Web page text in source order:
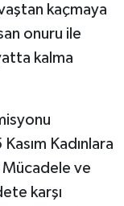
kaçmaya
onuru ile
kalma
Kadınlara
Mücadele ve
karşı